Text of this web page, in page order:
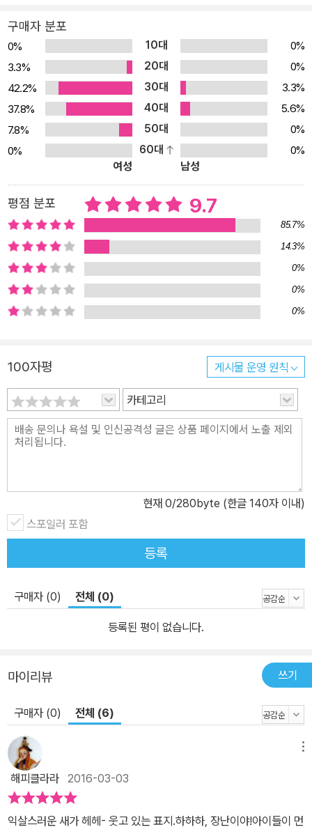
못한, 자연스러운 배변 교육 효과 똥 누는 것을 어려워하는 아이들에
게 이 책을 읽어주세요. 똥을 누는 일은 재미있는 일이라는 것을 알게
됩니다. 이 새처럼 여기저기 똥을 누고 돌아다닌다면 조금 곤란하겠
지요. 하지만 책을 끝까지 읽으면 저절로 알게 될 겁니다. 아무 데나
똥을 누어서는 안된다는 사실을요. 어쩌면 아이들은 똥을 눌 때마다
이렇게 외칠지도 모릅니다. "하하하, 장난이야!" 션 테일러의 재치와
댄 위도우슨의 익살스런 그림 생각보다 많은 사람이 머리에 새 똥을
맞습니다. 대부분의 사람은 기분 나쁜 경험으로 여기고 화를 냅니다.
하지만 션 테일러는 달랐습니다. 새가 사람의 머리에 똥을 누는 것은
재미있기 때문이라는 생각을 합니다. 마치 화살을 쏘아 과녁에 명중
시키듯, 똥을 누어 머리에 맞히는 것입니다. 션 테일러의 흥미로운 이
야기를 댄 위도우슨이 익살스러운 그림으로 완성했습니다. 장난을 치
는 새는 너무너무 얄밉지만, 웃고 있는 새를 보면 귀여워서 도저히 화
를 낼 수가 없습니다. 장난꾸러기 새는 바로 천진난만한 어린이의 모
습 그대로입니다!
구매자 분포
0% 10대
0%
3.3%
20대
0%
42.2%
30대
3.3%
37.8%
40대
5.6%
7.8%
50대
0%
0%
60대
0%
여성
남성
평점 분포 9.7
85.7%
14.3%
0%
0%
0%
100자평 게시물 운영 원칙
카테고리
현재 0/280byte (한글 140자 이내)
스포일러 포함
등록
구매자 (0) 전체 (0)
등록된 평이 없습니다.
마이리뷰 쓰기
구매자 (0) 전체 (6)
해피클라라 2016-03-03
익살스러운 새가 헤헤- 웃고 있는 표지.하하하, 장난이야!아이들이 먼